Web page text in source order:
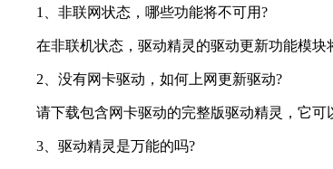
1、非联网状态，哪些功能将不可用?
在非联机状态，驱动精灵的驱动更新功能模块
2、没有网卡驱动，如何上网更新驱动?
请下载包含网卡驱动的完整版驱动精灵，它可
3、驱动精灵是万能的吗?